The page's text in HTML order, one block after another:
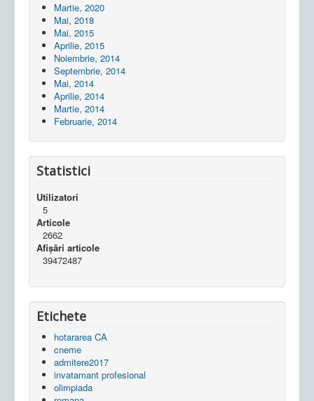
Martie, 2020
Mai, 2018
Mai, 2015
Aprilie, 2015
Noiembrie, 2014
Septembrie, 2014
Mai, 2014
Aprilie, 2014
Martie, 2014
Februarie, 2014
Statistici
Utilizatori
5
Articole
2662
Afișări articole
39472487
Etichete
hotararea CA
cneme
admitere2017
invatamant profesional
olimpiada